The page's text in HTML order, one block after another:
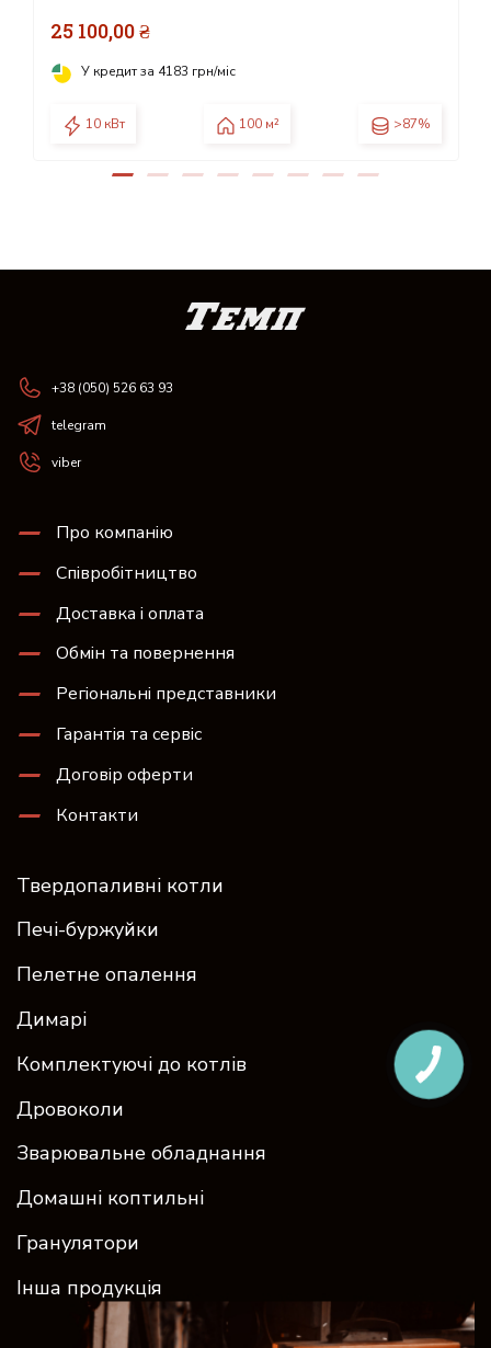
25 100,00 ₴
У кредит за 4183 грн/міс
10 кВт 100 м² >87%
+38 (050) 526 63 93
telegram
viber
Про компанію
Співробітництво
Доставка і оплата
Обмін та повернення
Регіональні представники
Гарантія та сервіс
Договір оферти
Контакти
Твердопаливні котли
Печі-буржуйки
Пелетне опалення
Димарі
Комплектуючі до котлів
Дровоколи
Зварювальне обладнання
Домашні коптильні
Гранулятори
Інша продукція